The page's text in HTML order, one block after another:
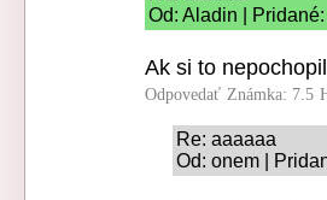
Od: Aladin |
Ak si to
Odpovedať Známka: 7.5
Re: aaaaaa
Od: onem |